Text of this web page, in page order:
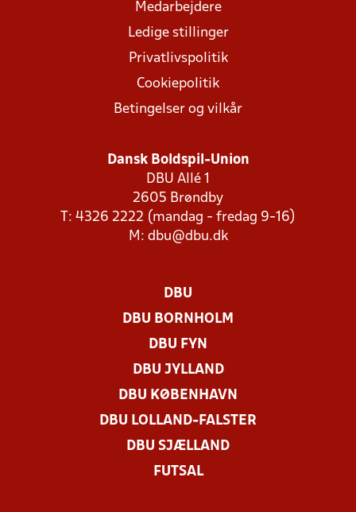
Medarbejdere
Ledige stillinger
Privatlivspolitik
Cookiepolitik
Betingelser og vilkår
Dansk Boldspil-Union
DBU Allé 1
2605 Brøndby
T: 4326 2222 (mandag - fredag 9-16)
M: dbu@dbu.dk
DBU
DBU BORNHOLM
DBU FYN
DBU JYLLAND
DBU KØBENHAVN
DBU LOLLAND-FALSTER
DBU SJÆLLAND
FUTSAL